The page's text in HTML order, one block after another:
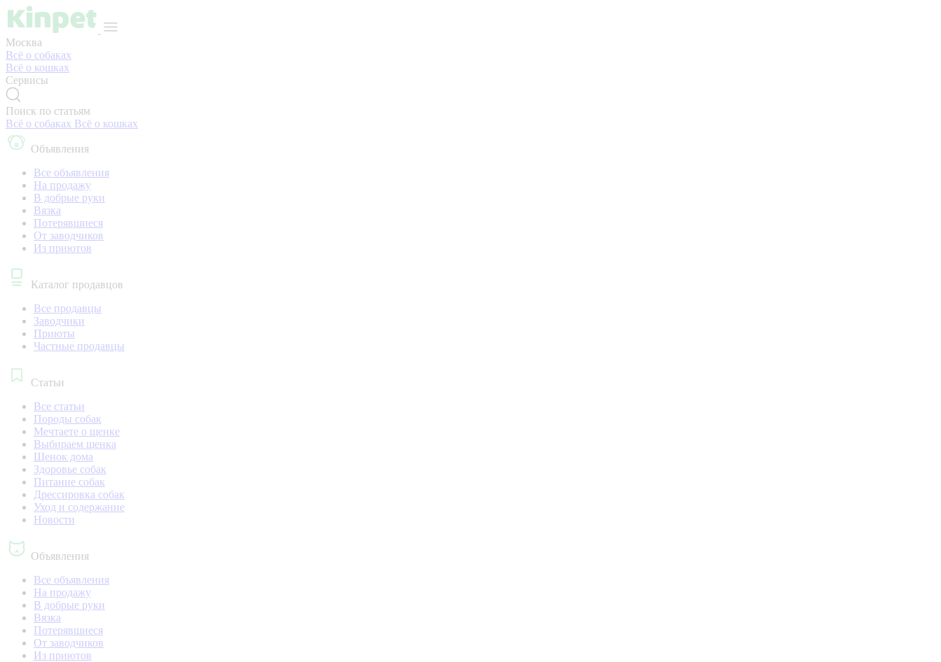
Москва
Всё о собаках
Всё о кошках
Сервисы
Поиск по статьям
Всё о собаках Всё о кошках
Объявления
Все объявления
На продажу
В добрые руки
Вязка
Потерявшиеся
От заводчиков
Из приютов
Каталог продавцов
Все продавцы
Заводчики
Приюты
Частные продавцы
Статьи
Все статьи
Породы собак
Мечтаете о щенке
Выбираем щенка
Щенок дома
Здоровье собак
Питание собак
Дрессировка собак
Уход и содержание
Новости
Объявления
Все объявления
На продажу
В добрые руки
Вязка
Потерявшиеся
От заводчиков
Из приютов